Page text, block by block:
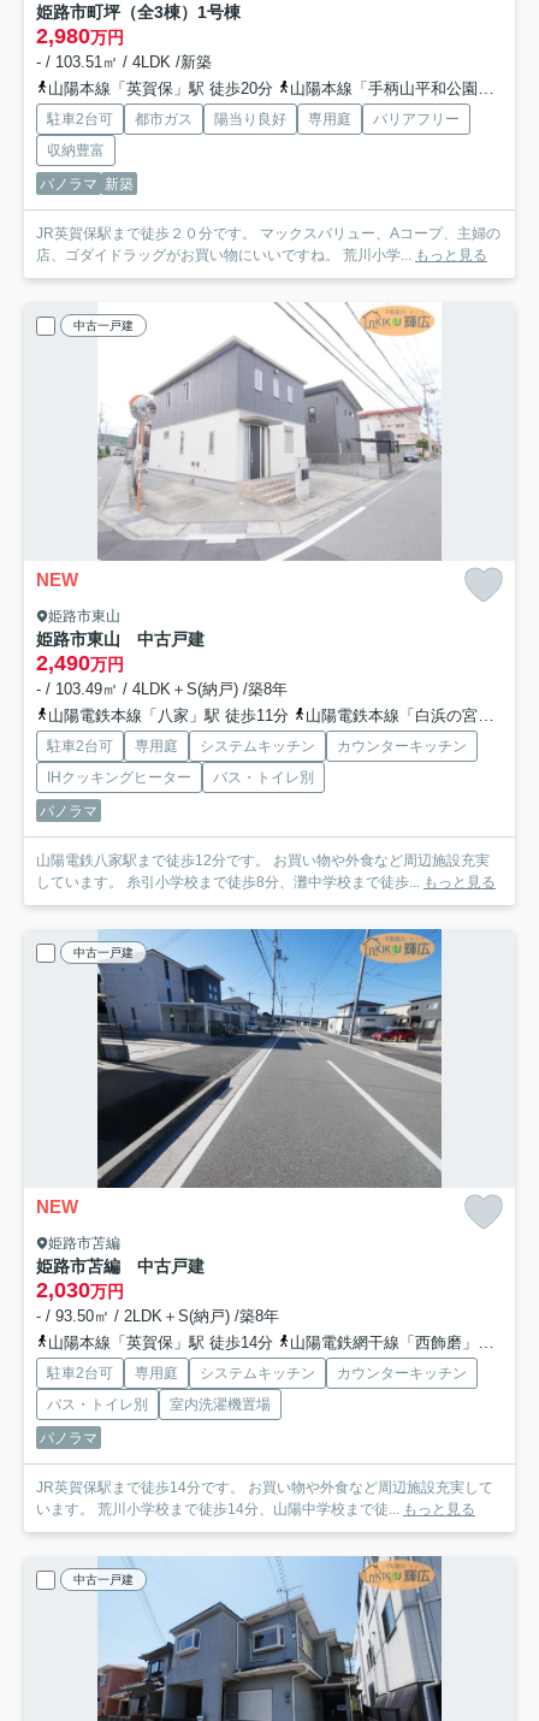
姫路市町坪（全3棟）1号棟
2,980万円
- / 103.51㎡ / 4LDK /新築
山陽本線「英賀保」駅 徒歩20分
山陽本線「手柄山平和公園」駅 徒歩22分
駐車2台可 都市ガス 陽当り良好 専用庭
バリアフリー
収納豊富
パノラマ 新築
JR英賀保駅まで徒歩２０分です。 マックスバリュー、Aコープ、主婦の
店、ゴダイドラッグがお買い物にいいですね。 荒川小学... もっと見る
中古一戸建
NEW
姫路市東山
姫路市東山 中古戸建
2,490万円
- / 103.49㎡ / 4LDK＋S(納戸) /築8年
山陽電鉄本線「八家」駅 徒歩11分
山陽電鉄本線「白浜の宮」駅 徒歩22分
駐車2台可 専用庭 システムキッチン
カウンターキッチン
IHクッキングヒーター
バス・トイレ別
パノラマ
山陽電鉄八家駅まで徒歩12分です。 お買い物や外食など周辺施設充実
しています。 糸引小学校まで徒歩8分、灘中学校まで徒歩... もっと見る
中古一戸建
NEW
姫路市苫編
姫路市苫編 中古戸建
2,030万円
- / 93.50㎡ / 2LDK＋S(納戸) /築8年
山陽本線「英賀保」駅 徒歩14分
山陽電鉄網干線「西飾磨」駅 徒歩25分
駐車2台可 専用庭 システムキッチン
カウンターキッチン
バス・トイレ別
室内洗濯機置場
パノラマ
JR英賀保駅まで徒歩14分です。 お買い物や外食など周辺施設充実して
います。 荒川小学校まで徒歩14分、山陽中学校まで徒... もっと見る
中古一戸建